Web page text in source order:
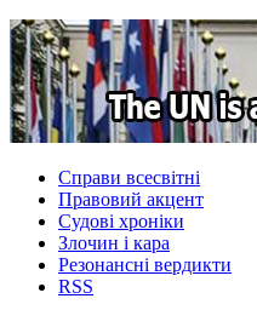
Справи всесвітні
Правовий акцент
Судові хроніки
Злочин і кара
Резонансні вердикти
RSS